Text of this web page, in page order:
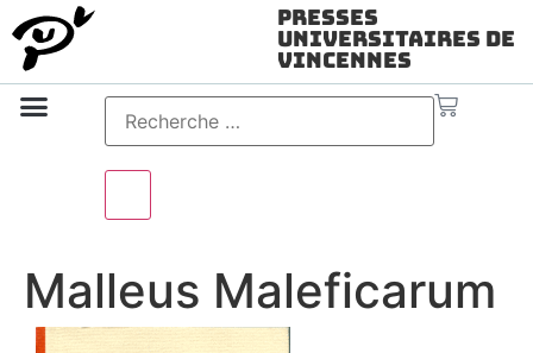
Presses
Universitaires de
Vincennes
Malleus Maleficarum